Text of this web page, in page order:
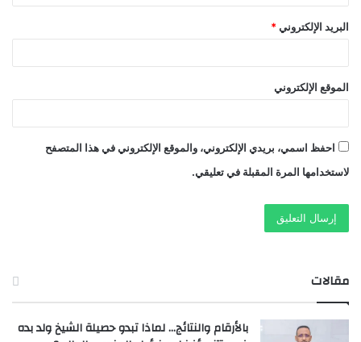
البريد الإلكتروني *
الموقع الإلكتروني
احفظ اسمي، بريدي الإلكتروني، والموقع الإلكتروني في هذا المتصفح
لاستخدامها المرة المقبلة في تعليقي.
مقالات
بالأرقام والنتائج… لماذا تبدو حصيلة الشيخ ولد بده